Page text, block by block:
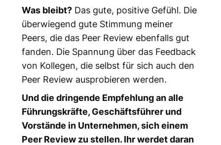
Was bleibt?Das gute, positive Gefühl. Die
überwiegend gute Stimmung meiner
Peers, die das Peer Review ebenfalls gut
fanden. Die Spannung über das Feedback
von Kollegen, die selbst für sich auch den
Peer Review ausprobieren werden.
Und die dringende Empfehlung an alle
Führungskräfte, Geschäftsführer und
Vorstände in Unternehmen, sich einem
Peer Review zu stellen. Ihr werdet daran